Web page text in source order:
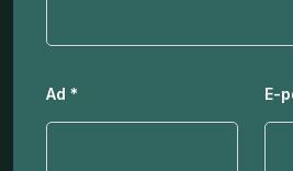
Ad * E-